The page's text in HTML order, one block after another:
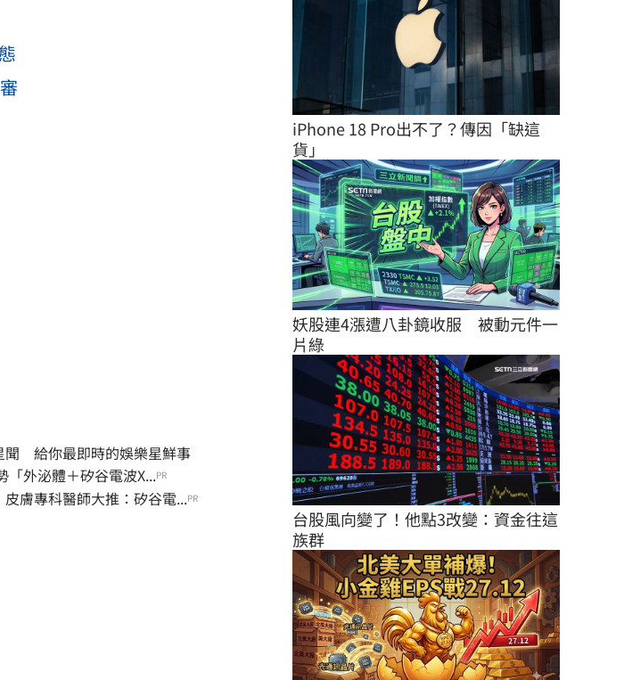
聞 給你最即時的娛樂星鮮事
「外泌體＋矽谷電波X...PR
膚專科醫師大推：矽谷電...PR
iPhone 18 Pro出不了？傳因「缺這
貨」
妖股連4漲遭八卦鏡收服　被動元件一
片綠
台股風向變了！他點3改變：資金往這
族群